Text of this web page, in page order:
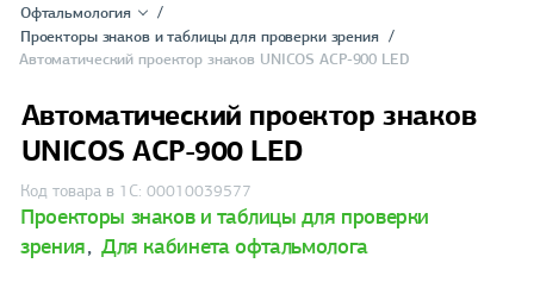
Офтальмология
Проекторы знаков и таблицы для проверки зрения
Автоматический проектор знаков UNICOS AСР-900 LED
Автоматический проектор знаков
UNICOS AСР-900 LED
Код товара в 1С: 00010039577
Проекторы знаков и таблицы для проверки
зрения, Для кабинета офтальмолога